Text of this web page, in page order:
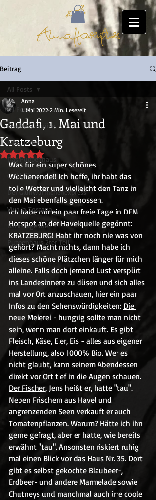
Beitrag
All Posts
Freches Gemüse
Alles andere
Das Puppenhaus
Gaddafi
Der Glühwürmchenexpress
Viva la Toscana
Backstage me
Puppenhaus 2ter Teil
All Posts
Gaddafi, 1. Mai und
Kratzeburg
Anna
1. Mai 2022 2 Min. Lesezeit
Mit NaN von 5 Sternen bewertet.
Was für ein super schönes
Wochenende!! Ich hoffe, ihr habt das
tolle Wetter und vielleicht den Tanz in
den Mai ebenfalls genossen.
Ich habe mir ein paar freie Tage in DEM
Hotspot an der Havelquelle gegönnt:
KRATZEBURG! Habt ihr noch nie was von
gehört? Macht nichts, dann habe ich
dieses schöne Plätzchen länger für mich
alleine. Falls doch jemand Lust verspürt
ins Landesinnere zu düsen und sich alles
mal vor Ort anzuschauen, hier ein paar
Infos zu den Sehenswürdigkeiten: Die
neue Meierei - hungrig sollte man nicht
sein, wenn man dort einkauft. Es gibt
Fleisch, Käse, Eier, Eis - alles aus eigener
Herstellung, also 1000% Bio. Wer es
nicht glaubt, kann seinem Abendessen
direkt vor Ort tief in die Augen schauen.
Der Fischer, Jens heißt er, hatte "tau".
Neben Frischem aus Havel und
angrenzenden Seen verkauft er auch
Tomatenpflanzen. Warum? Hätte ich ihn
gerne gefragt, aber er hatte, wie bereits
erwähnt "tau". Ansonsten riskiert ruhig
mal einen Blick vor das Haus Nr. 35. Dort
gibt es selbst gekochte Blaubeer-,
Erdbeer- und andere Marmelade sowie
Chutneys und manchmal auch irre coole